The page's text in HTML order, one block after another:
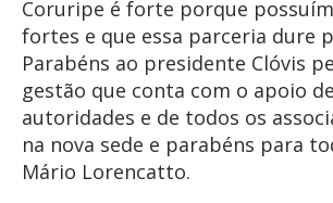
Coruripe é forte porque
fortes e que essa parceria dure
Parabéns ao presidente Clóvis
gestão que conta com o apoio
autoridades e de todos os
na nova sede e parabéns para
Mário Lorencatto.